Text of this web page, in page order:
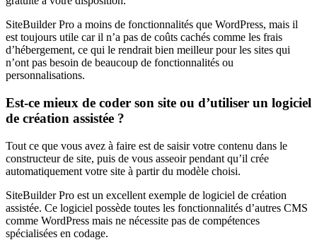
SiteBuilder Pro a moins de fonctionnalités que WordPress, mais il
est toujours utile car il n’a pas de coûts cachés comme les frais
d’hébergement, ce qui le rendrait bien meilleur pour les sites qui
n’ont pas besoin de beaucoup de fonctionnalités ou
personnalisations.
Est-ce mieux de coder son site ou d’utiliser un logiciel
de création assistée ?
Tout ce que vous avez à faire est de saisir votre contenu dans le
constructeur de site, puis de vous asseoir pendant qu’il crée
automatiquement votre site à partir du modèle choisi.
SiteBuilder Pro est un excellent exemple de logiciel de création
assistée. Ce logiciel possède toutes les fonctionnalités d’autres CMS
comme WordPress mais ne nécessite pas de compétences
spécialisées en codage.